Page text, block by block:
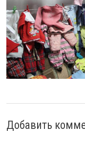
Добавить